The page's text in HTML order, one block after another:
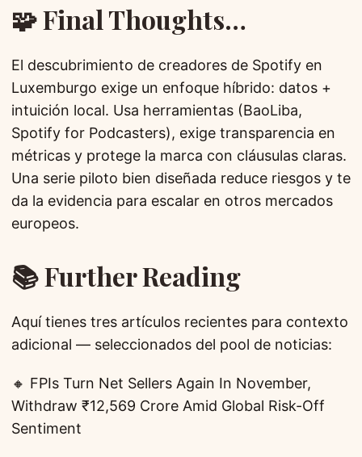
🧩 Final Thoughts…
El descubrimiento de creadores de Spotify en
Luxemburgo exige un enfoque híbrido: datos +
intuición local. Usa herramientas (BaoLiba,
Spotify for Podcasters), exige transparencia en
métricas y protege la marca con cláusulas claras.
Una serie piloto bien diseñada reduce riesgos y te
da la evidencia para escalar en otros mercados
europeos.
📚 Further Reading
Aquí tienes tres artículos recientes para contexto
adicional — seleccionados del pool de noticias:
🔸 FPIs Turn Net Sellers Again In November,
Withdraw ₹12,569 Crore Amid Global Risk-Off
Sentiment